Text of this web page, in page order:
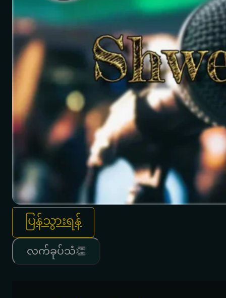
ပြန်သွားရန်
လက်ခုပ်သံ👏